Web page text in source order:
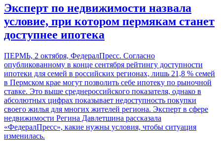
Эксперт по недвижимости назвала
условие, при котором пермякам станет
доступнее ипотека
ПЕРМЬ, 2 октября, ФедералПресс. Согласно
опубликованному в конце сентября рейтингу доступности
ипотеки для семей в российских регионах, лишь 21,8 % семей
в Пермском крае могут позволить себе ипотеку по рыночной
ставке. Это выше среднероссийского показателя, однако в
абсолютных цифрах показывает недоступность покупки
своего жилья для многих жителей региона. Эксперт в сфере
недвижимости Регина Давлетшина рассказала
«ФедералПресс», какие нужны условия, чтобы ситуация
изменилась.